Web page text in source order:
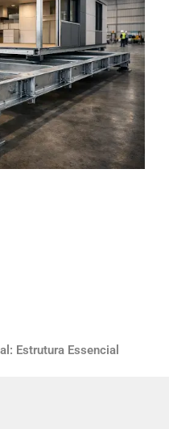
Estrutura Essencial